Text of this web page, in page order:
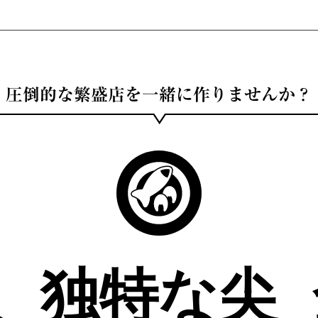
圧倒的な繁盛店を一緒に作りませんか？
独特な尖